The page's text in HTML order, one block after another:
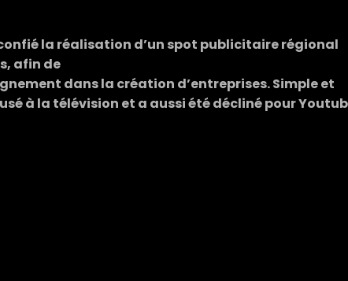
la réalisation d’un spot publicitaire régional
afin de
dans la création d’entreprises. Simple et
à la télévision et a aussi été décliné pour